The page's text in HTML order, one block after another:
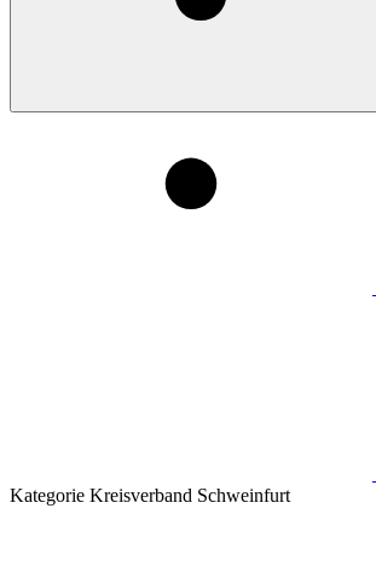
Kategorie Kreisverband Schweinfurt